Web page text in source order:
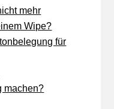
mehr
Wipe?
für
machen?